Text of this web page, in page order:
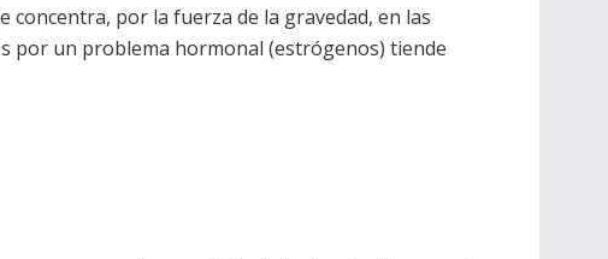
concentra, por la fuerza de la gravedad, en las
por un problema hormonal (estrógenos) tiende